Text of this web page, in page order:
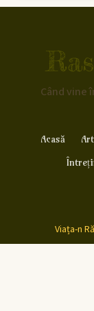
Când vine
Acasă
Viața-n